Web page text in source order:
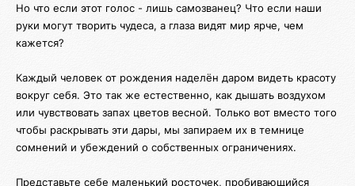
Но что если этот голос - лишь самозванец? Что если наши
руки могут творить чудеса, а глаза видят мир ярче, чем
кажется?
Каждый человек от рождения наделён даром видеть красоту
вокруг себя. Это так же естественно, как дышать воздухом
или чувствовать запах цветов весной. Только вот вместо того
чтобы раскрывать эти дары, мы запираем их в темнице
сомнений и убеждений о собственных ограничениях.
Представьте себе маленький росточек, пробивающийся